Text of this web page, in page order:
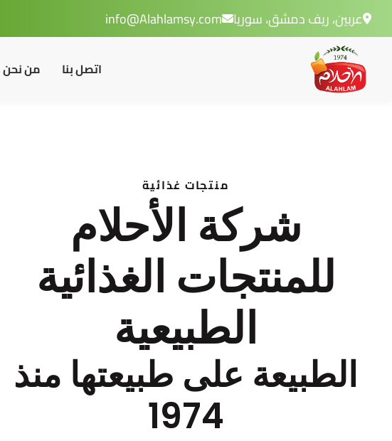
عربين، ريف دمشق، سوريا info@Alahlamsy.com
من نحن اتصل بنا
منتجات غذائية
شركة الأحلام
للمنتجات الغذائية
الطبيعية
الطبيعة على طبيعتها منذ
1974